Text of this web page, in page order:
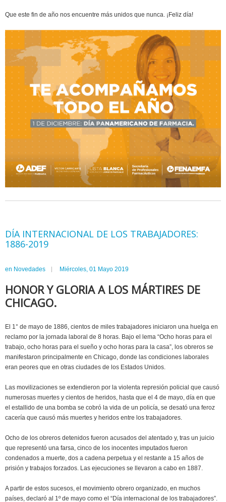
Que este fin de año nos encuentre más unidos que nunca. ¡Feliz día!
DÍA INTERNACIONAL DE LOS TRABAJADORES:
1886-2019
en Novedades Miércoles, 01 Mayo 2019
HONOR Y GLORIA A LOS MÁRTIRES DE
CHICAGO.
El 1° de mayo de 1886, cientos de miles trabajadores iniciaron una huelga en
reclamo por la jornada laboral de 8 horas. Bajo el lema “Ocho horas para el
trabajo, ocho horas para el sueño y ocho horas para la casa”, los obreros se
manifestaron principalmente en Chicago, donde las condiciones laborales
eran peores que en otras ciudades de los Estados Unidos.
Las movilizaciones se extendieron por la violenta represión policial que causó
numerosas muertes y cientos de heridos, hasta que el 4 de mayo, día en que
el estallido de una bomba se cobró la vida de un policía, se desató una feroz
cacería que causó más muertes y heridos entre los trabajadores.
Ocho de los obreros detenidos fueron acusados del atentado y, tras un juicio
que representó una farsa, cinco de los inocentes imputados fueron
condenados a muerte, dos a cadena perpetua y el restante a 15 años de
prisión y trabajos forzados. Las ejecuciones se llevaron a cabo en 1887.
A partir de estos sucesos, el movimiento obrero organizado, en muchos
países, declaró al 1º de mayo como el “Día internacional de los trabajadores”.